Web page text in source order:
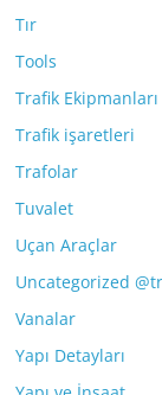
Tır
Tools
Trafik Ekipmanları
Trafik işaretleri
Trafolar
Tuvalet
Uçan Araçlar
Uncategorized @tr
Vanalar
Yapı Detayları